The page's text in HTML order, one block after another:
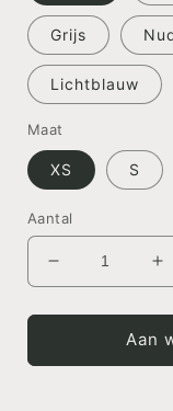
Grijs
Lichtblauw
Maat
XS S
Aantal
Aantal
verlagen
voor
HOODIE
Romeinse
Aan